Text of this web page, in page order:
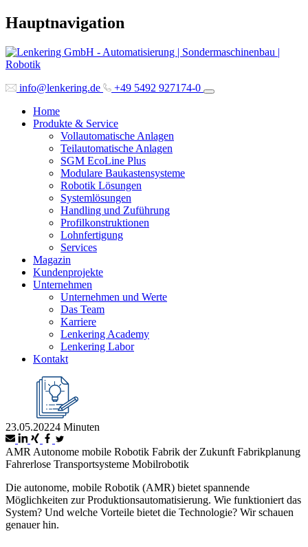
Hauptnavigation
info@lenkering.de
+49 5492 927174-0
Home
Produkte & Service
Vollautomatische Anlagen
Teilautomatische Anlagen
SGM EcoLine Plus
Modulare Baukastensysteme
Robotik Lösungen
Systemlösungen
Handling und Zuführung
Profilkonstruktionen
Lohnfertigung
Services
Magazin
Kundenprojekte
Unternehmen
Unternehmen und Werte
Das Team
Karriere
Lenkering Academy
Lenkering Labor
Kontakt
23.05.20224 Minuten
AMR Autonome mobile Robotik Fabrik der Zukunft Fabrikplanung
Fahrerlose Transportsysteme Mobilrobotik
Die autonome, mobile Robotik (AMR) bietet spannende
Möglichkeiten zur Produktionsautomatisierung. Wie funktioniert das
System? Und welche Vorteile bietet die Technologie? Wir schauen
genauer hin.